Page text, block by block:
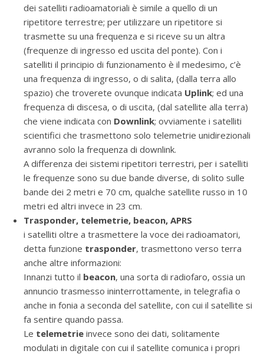
dei satelliti radioamatoriali è simile a quello di un
ripetitore terrestre; per utilizzare un ripetitore si
trasmette su una frequenza e si riceve su un altra
(frequenze di ingresso ed uscita del ponte). Con i
satelliti il principio di funzionamento è il medesimo, c’è
una frequenza di ingresso, o di salita, (dalla terra allo
spazio) che troverete ovunque indicata Uplink; ed una
frequenza di discesa, o di uscita, (dal satellite alla terra)
che viene indicata con Downlink; ovviamente i satelliti
scientifici che trasmettono solo telemetrie unidirezionali
avranno solo la frequenza di downlink.
A differenza dei sistemi ripetitori terrestri, per i satelliti
le frequenze sono su due bande diverse, di solito sulle
bande dei 2 metri e 70 cm, qualche satellite russo in 10
metri ed altri invece in 23 cm.
Trasponder, telemetrie, beacon, APRS
i satelliti oltre a trasmettere la voce dei radioamatori,
detta funzione trasponder, trasmettono verso terra
anche altre informazioni:
Innanzi tutto il beacon, una sorta di radiofaro, ossia un
annuncio trasmesso ininterrottamente, in telegrafia o
anche in fonia a seconda del satellite, con cui il satellite si
fa sentire quando passa.
Le telemetrie invece sono dei dati, solitamente
modulati in digitale con cui il satellite comunica i propri